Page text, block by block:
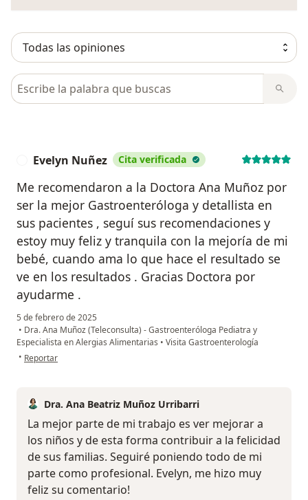
Busca en opiniones
Evelyn Nuñez Cita verificada
Me recomendaron a la Doctora Ana Muñoz por
ser la mejor Gastroenteróloga y detallista en
sus pacientes , seguí sus recomendaciones y
estoy muy feliz y tranquila con la mejoría de mi
bebé, cuando ama lo que hace el resultado se
ve en los resultados . Gracias Doctora por
ayudarme .
5 de febrero de 2025
• Dra. Ana Muñoz (Teleconsulta) - Gastroenteróloga Pediatra y
Especialista en Alergias Alimentarias • Visita Gastroenterología
• en opinión del usuario Evelyn Nuñez
Reportar
Dra. Ana Beatriz Muñoz Urribarri
La mejor parte de mi trabajo es ver mejorar a
los niños y de esta forma contribuir a la felicidad
de sus familias. Seguiré poniendo todo de mi
parte como profesional. Evelyn, me hizo muy
feliz su comentario!